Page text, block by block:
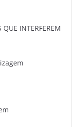
QUE INTERFEREM